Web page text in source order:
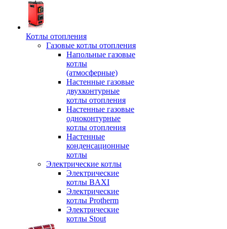
Котлы отопления
Газовые котлы отопления
Напольные газовые
котлы
(атмосферные)
Настенные газовые
двухконтурные
котлы отопления
Настенные газовые
одноконтурные
котлы отопления
Настенные
конденсационные
котлы
Электрические котлы
Электрические
котлы BAXI
Электрические
котлы Protherm
Электрические
котлы Stout